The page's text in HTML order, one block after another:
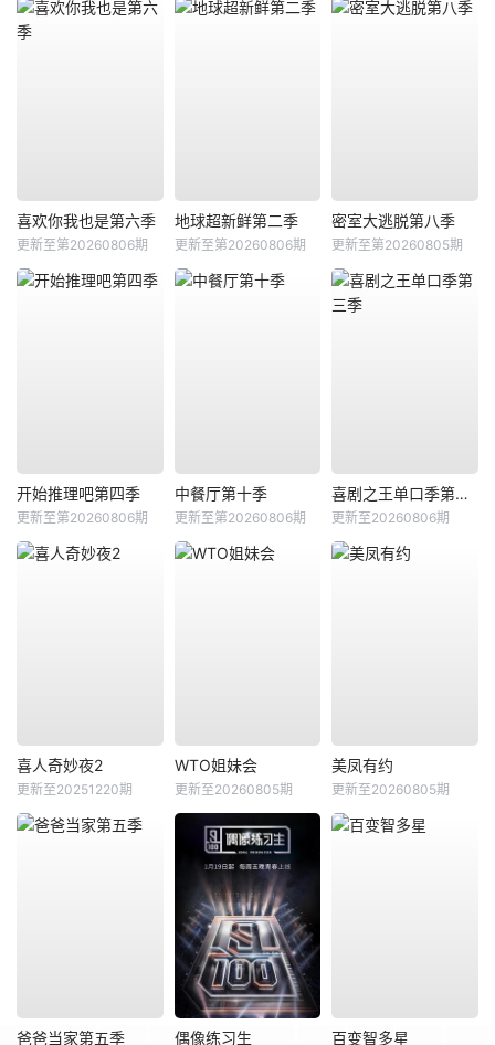
喜欢你我也是第六季
更新至第20260806期
地球超新鲜第二季
更新至第20260806期
密室大逃脱第八季
更新至第20260805期
开始推理吧第四季
更新至第20260806期
中餐厅第十季
更新至第20260806期
喜剧之王单口季第三季
更新至20260806期
喜人奇妙夜2
更新至20251220期
WTO姐妹会
更新至20260805期
美凤有约
更新至20260805期
爸爸当家第五季 偶像练习生 百变智多星